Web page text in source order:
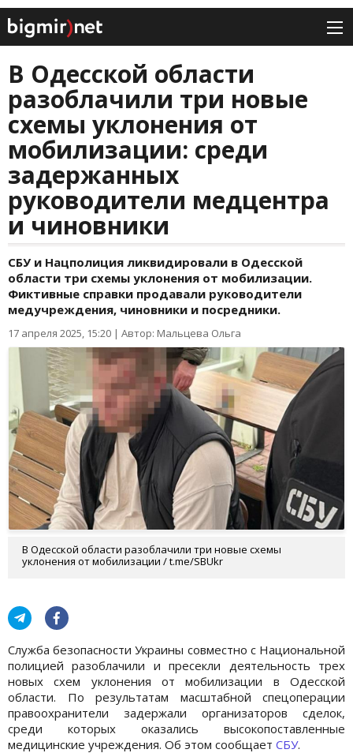
В Одесской области
разоблачили три новые
схемы уклонения от
мобилизации: среди
задержанных
руководители медцентра
и чиновники
СБУ и Нацполиция ликвидировали в Одесской
области три схемы уклонения от мобилизации.
Фиктивные справки продавали руководители
медучреждения, чиновники и посредники.
17 апреля 2025, 15:20 | Автор: Мальцева Ольга
В Одесской области разоблачили три новые схемы
уклонения от мобилизации / t.me/SBUkr
Служба безопасности Украины совместно с Национальной
полицией разоблачили и пресекли деятельность трех
новых схем уклонения от мобилизации в Одесской
области. По результатам масштабной спецоперации
правоохранители задержали организаторов сделок,
среди которых оказались высокопоставленные
медицинские учреждения. Об этом сообщает СБУ.